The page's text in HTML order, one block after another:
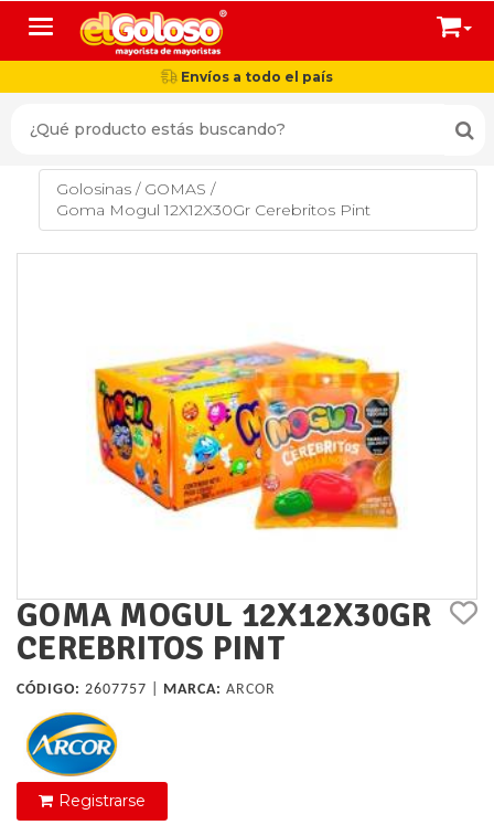
Toggle navigation
Envíos a todo el país
Golosinas / GOMAS /
Goma Mogul 12X12X30Gr Cerebritos Pint
GOMA MOGUL 12X12X30GR
CEREBRITOS PINT
CÓDIGO: 2607757 | MARCA: ARCOR
Registrarse